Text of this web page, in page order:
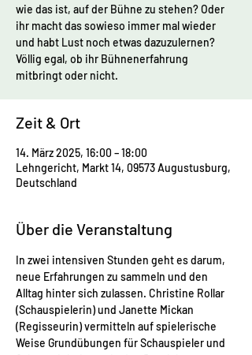
wie das ist, auf der Bühne zu stehen? Oder
ihr macht das sowieso immer mal wieder
und habt Lust noch etwas dazuzulernen?
Völlig egal, ob ihr Bühnenerfahrung
mitbringt oder nicht.
Zeit & Ort
14. März 2025, 16:00 – 18:00
Lehngericht, Markt 14, 09573 Augustusburg,
Deutschland
Über die Veranstaltung
In zwei intensiven Stunden geht es darum,
neue Erfahrungen zu sammeln und den
Alltag hinter sich zulassen. Christine Rollar
(Schauspielerin) und Janette Mickan
(Regisseurin) vermitteln auf spielerische
Weise Grundübungen für Schauspieler und